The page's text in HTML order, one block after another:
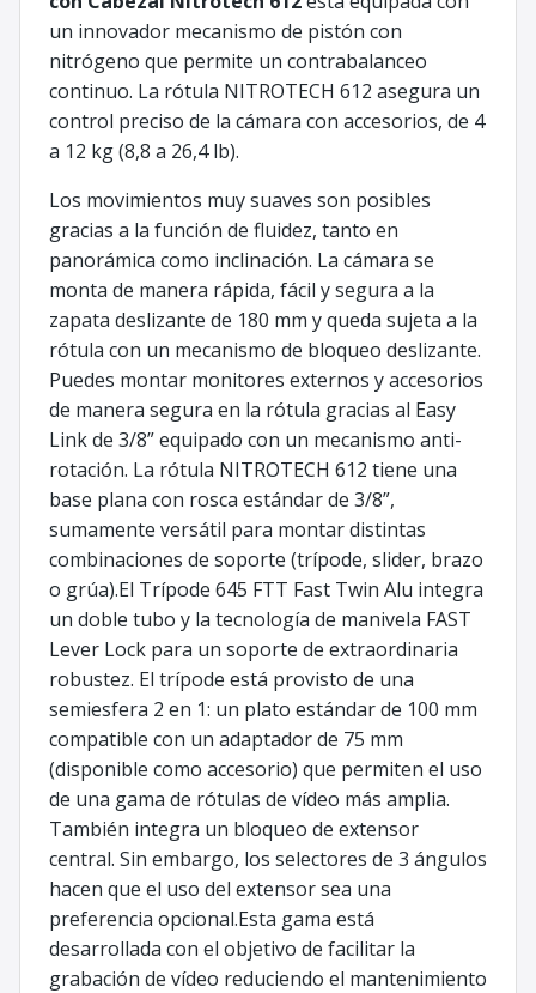
un innovador mecanismo de pistón con
nitrógeno que permite un contrabalanceo
continuo. La rótula NITROTECH 612 asegura un
control preciso de la cámara con accesorios, de 4
a 12 kg (8,8 a 26,4 lb).
Los movimientos muy suaves son posibles
gracias a la función de fluidez, tanto en
panorámica como inclinación. La cámara se
monta de manera rápida, fácil y segura a la
zapata deslizante de 180 mm y queda sujeta a la
rótula con un mecanismo de bloqueo deslizante.
Puedes montar monitores externos y accesorios
de manera segura en la rótula gracias al Easy
Link de 3/8” equipado con un mecanismo anti-
rotación. La rótula NITROTECH 612 tiene una
base plana con rosca estándar de 3/8”,
sumamente versátil para montar distintas
combinaciones de soporte (trípode, slider, brazo
o grúa).El Trípode 645 FTT Fast Twin Alu integra
un doble tubo y la tecnología de manivela FAST
Lever Lock para un soporte de extraordinaria
robustez. El trípode está provisto de una
semiesfera 2 en 1: un plato estándar de 100 mm
compatible con un adaptador de 75 mm
(disponible como accesorio) que permiten el uso
de una gama de rótulas de vídeo más amplia.
También integra un bloqueo de extensor
central. Sin embargo, los selectores de 3 ángulos
hacen que el uso del extensor sea una
preferencia opcional.Esta gama está
desarrollada con el objetivo de facilitar la
grabación de vídeo reduciendo el mantenimiento